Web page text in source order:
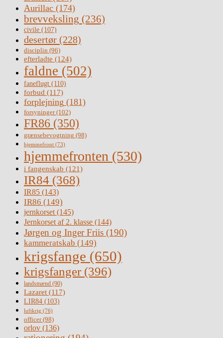
Aurillac (174)
brevveksling (236)
civile (107)
desertør (228)
disciplin (96)
efterladte (124)
faldne (502)
faneflugt (110)
forbud (117)
forplejning (181)
forsyninger(102)
FR86 (350)
grænsebevogtning (98)
hjemmefront (73)
hjemmefronten (530)
i fangenskab (121)
IR84 (368)
IR85 (143)
IR86 (149)
jernkorset(145)
Jernkorset af 2. klasse (144)
Jørgen og Inger Friis (190)
kammeratskab (149)
krigsfange (650)
krigsfanger (396)
landsmænd (90)
Lazaret (117)
LIR84 (103)
luftkrig (76)
officer(98)
orlov (136)